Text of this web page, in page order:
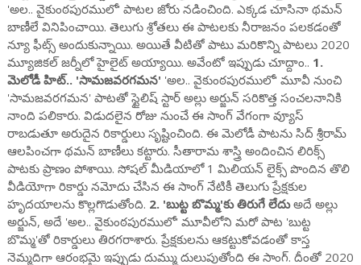
'అల.. వైకుంఠపురములో' పాటల జోరు నడించింది. ఎక్కడ చూసినా థమన్
బాణీలే వినిపించాయి. తెలుగు శ్రోతలు ఈ పాటలకు నీరాజనం పలకడంతో
న్యూ ఫీట్స్ అందుకున్నాయి. అయితే వీటితో పాటు మరికొన్ని పాటలు 2020
మ్యూజికల్ జర్నీలో హైలైట్ అయ్యాయి. అవేంటో ఇప్పుడు చూద్దాం.. 1.
మెలోడీ హిట్.. 'సామజవరగమన' 'అల.. వైకుంఠపురములో' మూవీ నుంచి
'సామజవరగమన' పాటతో స్టైలిష్ స్టార్ అల్లు అర్జున్ సరికొత్త సంచలనానికి
నాంది పలికారు. విడుదలైన రోజు నుంచే ఈ సాంగ్ వేగంగా వ్యూస్
రాబడుతూ అరుదైన రికార్డులు సృష్టించింది. ఈ మెలోడీ పాటను సిద్ శ్రీరామ్
ఆలపించగా థమన్ బాణీలు కట్టారు. సీతారామ శాస్త్రి అందించిన లిరిక్స్‌
పాటకు ప్రాణం పోశాయి. సోషల్ మీడియాలో 1 మిలియన్ లైక్స్ పొందిన తొలి
వీడియోగా రికార్డు నమోదు చేసిన ఈ సాంగ్ నేటికీ తెలుగు ప్రేక్షకుల
హృదయాలను కొల్లగొడుతోంది. 2. 'బుట్ట బొమ్మ'కు తిరుగే లేదుఅదే అల్లు
అర్జున్, అదే 'అల.. వైకుంఠపురములో' మూవీలోని మరో పాట 'బుట్ట
బొమ్మ'తో రికార్డులు తిరగరాశారు. ప్రేక్షకులను ఆకట్టుకోవడంతో కాస్త
నెమ్మదిగా ఆరంభమై ఇప్పుడు దుమ్ము దులుపుతోంది ఈ సాంగ్. దీంతో 2020